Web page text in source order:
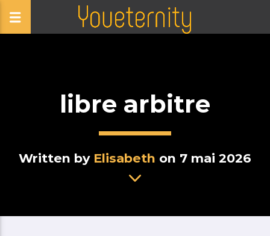
libre arbitre
Written by Elisabeth on 7 mai 2026